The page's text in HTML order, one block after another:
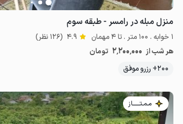
منزل مبله در رامسر - طبقه سوم
1 خوابه . 100 متر . تا 4 مهمان 4.9 (126 نظر)
هر شب از 2٬200٬000 تومان
200+ رزرو موفق
مـمـتــــــاز